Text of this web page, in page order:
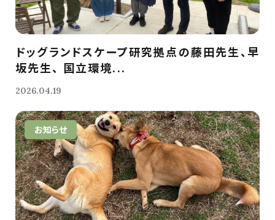
ドッグランドスケープ研究拠点の藤田先生、早
坂先生、 国立環境...
2026.04.19
お知らせ